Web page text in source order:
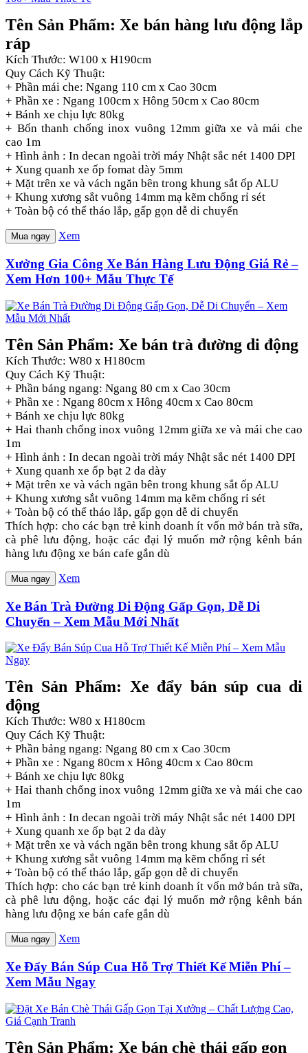
Tên Sản Phẩm: Xe bán hàng lưu động lắp
ráp
Kích Thước: W100 x H190cm
Quy Cách Kỹ Thuật:
+ Phần mái che: Ngang 110 cm x Cao 30cm
+ Phần xe : Ngang 100cm x Hông 50cm x Cao 80cm
+ Bánh xe chịu lực 80kg
+ Bốn thanh chống inox vuông 12mm giữa xe và mái che
cao 1m
+ Hình ảnh : In decan ngoài trời máy Nhật sắc nét 1400 DPI
+ Xung quanh xe ốp fomat dày 5mm
+ Mặt trên xe và vách ngăn bên trong khung sắt ốp ALU
+ Khung xương sắt vuông 14mm mạ kẽm chống rỉ sét
+ Toàn bộ có thể tháo lắp, gấp gọn dễ di chuyển
Mua ngay Xem
Xưởng Gia Công Xe Bán Hàng Lưu Động Giá Rẻ –
Xem Hơn 100+ Mẫu Thực Tế
Tên Sản Phẩm: Xe bán trà đường di động
Kích Thước: W80 x H180cm
Quy Cách Kỹ Thuật:
+ Phần bảng ngang: Ngang 80 cm x Cao 30cm
+ Phần xe : Ngang 80cm x Hông 40cm x Cao 80cm
+ Bánh xe chịu lực 80kg
+ Hai thanh chống inox vuông 12mm giữa xe và mái che cao
1m
+ Hình ảnh : In decan ngoài trời máy Nhật sắc nét 1400 DPI
+ Xung quanh xe ốp bạt 2 da dày
+ Mặt trên xe và vách ngăn bên trong khung sắt ốp ALU
+ Khung xương sắt vuông 14mm mạ kẽm chống rỉ sét
+ Toàn bộ có thể tháo lắp, gấp gọn dễ di chuyển
Thích hợp: cho các bạn trẻ kinh doanh ít vốn mở bán trà sữa,
cà phê lưu động, hoặc các đại lý muốn mở rộng kênh bán
hàng lưu động xe bán cafe gắn dù
Mua ngay Xem
Xe Bán Trà Đường Di Động Gấp Gọn, Dễ Di
Chuyển – Xem Mẫu Mới Nhất
Tên Sản Phẩm: Xe đẩy bán súp cua di
động
Kích Thước: W80 x H180cm
Quy Cách Kỹ Thuật:
+ Phần bảng ngang: Ngang 80 cm x Cao 30cm
+ Phần xe : Ngang 80cm x Hông 40cm x Cao 80cm
+ Bánh xe chịu lực 80kg
+ Hai thanh chống inox vuông 12mm giữa xe và mái che cao
1m
+ Hình ảnh : In decan ngoài trời máy Nhật sắc nét 1400 DPI
+ Xung quanh xe ốp bạt 2 da dày
+ Mặt trên xe và vách ngăn bên trong khung sắt ốp ALU
+ Khung xương sắt vuông 14mm mạ kẽm chống rỉ sét
+ Toàn bộ có thể tháo lắp, gấp gọn dễ di chuyển
Thích hợp: cho các bạn trẻ kinh doanh ít vốn mở bán trà sữa,
cà phê lưu động, hoặc các đại lý muốn mở rộng kênh bán
hàng lưu động xe bán cafe gắn dù
Mua ngay Xem
Xe Đẩy Bán Súp Cua Hỗ Trợ Thiết Kế Miễn Phí –
Xem Mẫu Ngay
Tên Sản Phẩm: Xe bán chè thái gấp gọn